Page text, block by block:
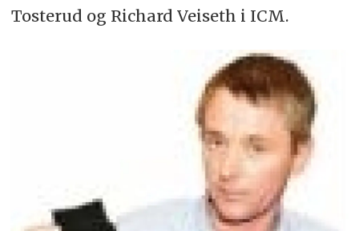
Tosterud og Richard Veiseth i ICM.